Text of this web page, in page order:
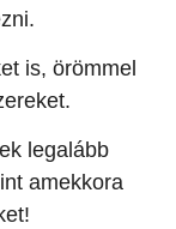
is, örömmel
legalább
amekkora